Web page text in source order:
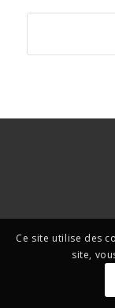
Ce site utilise des
site,